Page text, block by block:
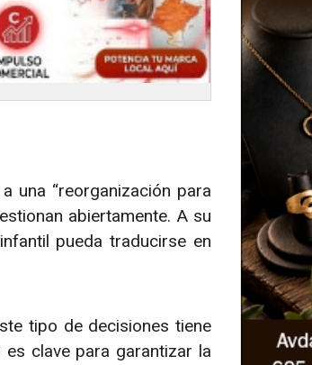
una “reorganización para
abiertamente. A su
pueda traducirse en
tipo de decisiones tiene
clave para garantizar la